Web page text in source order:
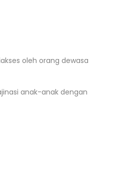
oleh orang dewasa
anak-anak dengan